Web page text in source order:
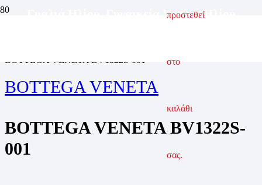
προστεθεί
στο
καλάθι
σας.
Γυναικεία Γυαλιά Ηλίου
BOTTEGA VENETA BV1322S-001
BOTTEGA VENETA
BOTTEGA VENETA BV1322S-
001